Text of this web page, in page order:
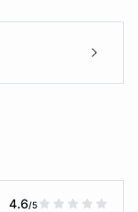
4.6/5